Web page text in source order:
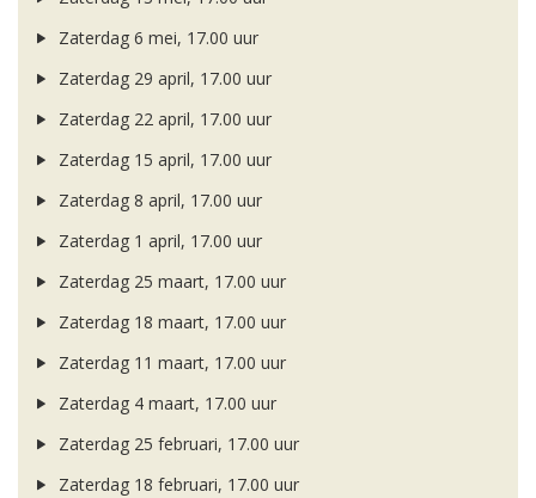
Zaterdag 6 mei, 17.00 uur
Zaterdag 29 april, 17.00 uur
Zaterdag 22 april, 17.00 uur
Zaterdag 15 april, 17.00 uur
Zaterdag 8 april, 17.00 uur
Zaterdag 1 april, 17.00 uur
Zaterdag 25 maart, 17.00 uur
Zaterdag 18 maart, 17.00 uur
Zaterdag 11 maart, 17.00 uur
Zaterdag 4 maart, 17.00 uur
Zaterdag 25 februari, 17.00 uur
Zaterdag 18 februari, 17.00 uur